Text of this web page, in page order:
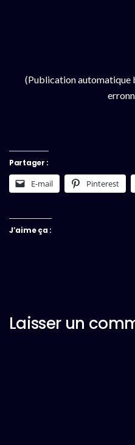
(Publication automatique
Partager :
E-mail Pinterest
J’aime ça :
Laisser un